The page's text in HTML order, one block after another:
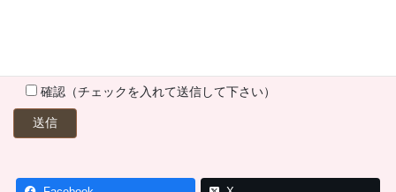
確認（チェックを入れて送信して下さい）